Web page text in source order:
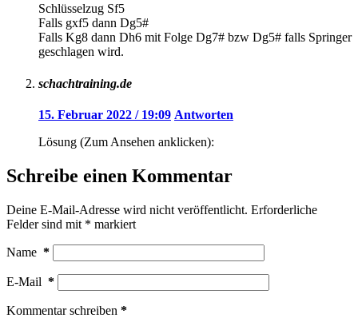
Schlüsselzug Sf5
Falls gxf5 dann Dg5#
Falls Kg8 dann Dh6 mit Folge Dg7# bzw Dg5# falls Springer
geschlagen wird.
schachtraining.de
15. Februar 2022 / 19:09 Antworten
Lösung (Zum Ansehen anklicken):
Schreibe einen Kommentar
Deine E-Mail-Adresse wird nicht veröffentlicht. Erforderliche
Felder sind mit * markiert
Name *
E-Mail *
Kommentar schreiben *